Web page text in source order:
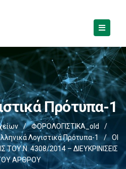
Πρότυπα-1
/ ΦΟΡΟΛΟΓΙΣΤΙΚΑ_old
/
Λογιστικά Πρότυπα-1 /
ΟΙ
ΤΟΥ Ν. 4308/2014 – ΔΙΕΥΚΡΙΝΙΣΕΙΣ
ΑΡΘΡΟΥ